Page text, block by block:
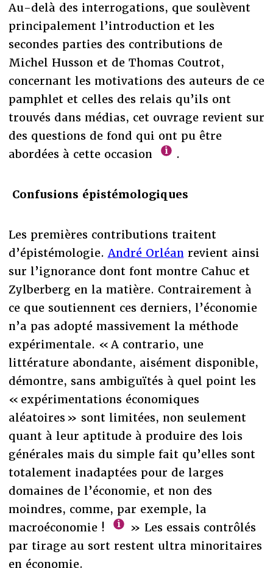
Au-delà des interrogations, que soulèvent
principalement l’introduction et les
secondes parties des contributions de
Michel Husson et de Thomas Coutrot,
concernant les motivations des auteurs de ce
pamphlet et celles des relais qu’ils ont
trouvés dans médias, cet ouvrage revient sur
des questions de fond qui ont pu être
abordées à cette occasion
.
Confusions épistémologiques
Les premières contributions traitent
d’épistémologie. André Orléan revient ainsi
sur l’ignorance dont font montre Cahuc et
Zylberberg en la matière. Contrairement à
ce que soutiennent ces derniers, l’économie
n’a pas adopté massivement la méthode
expérimentale. « A contrario, une
littérature abondante, aisément disponible,
démontre, sans ambiguïtés à quel point les
« expérimentations économiques
aléatoires » sont limitées, non seulement
quant à leur aptitude à produire des lois
générales mais du simple fait qu’elles sont
totalement inadaptées pour de larges
domaines de l’économie, et non des
moindres, comme, par exemple, la
macroéconomie !
» Les essais contrôlés
par tirage au sort restent ultra minoritaires
en économie.